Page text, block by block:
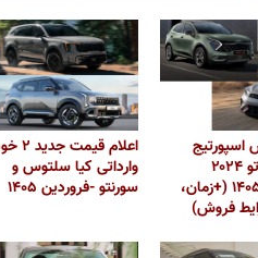
۲۰۲۵ و سراتو ۲۰۲۴
-اردیبهشت۱۴۰۵ (+زمان،
فروش)
اعلام
وارداتی کیا سلتوس و
سورنتو -فروردین ۱۴۰۵